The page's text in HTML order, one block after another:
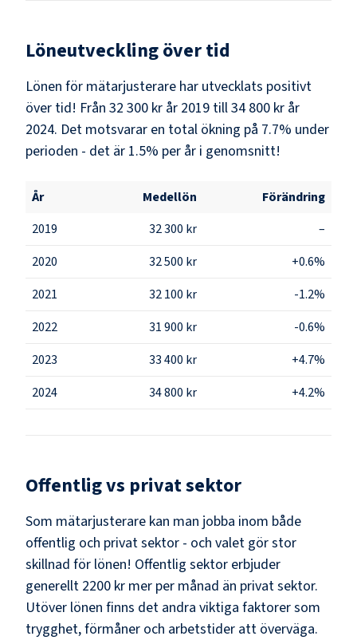
Löneutveckling över tid
Lönen för mätarjusterare har utvecklats positivt
över tid! Från 32 300 kr år 2019 till 34 800 kr år
2024. Det motsvarar en total ökning på 7.7% under
perioden - det är 1.5% per år i genomsnitt!
År Medellön
Förändring
2019
32 300 kr
–
2020
32 500 kr
+0.6%
2021
32 100 kr
-1.2%
2022
31 900 kr
-0.6%
2023
33 400 kr
+4.7%
2024
34 800 kr +4.2%
Offentlig vs privat sektor
Som mätarjusterare kan man jobba inom både
offentlig och privat sektor - och valet gör stor
skillnad för lönen! Offentlig sektor erbjuder
generellt 2200 kr mer per månad än privat sektor.
Utöver lönen finns det andra viktiga faktorer som
trygghet, förmåner och arbetstider att överväga.